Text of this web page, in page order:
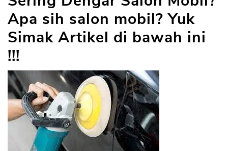
Apa sih salon mobil? Yuk
Simak Artikel di bawah ini
!!!